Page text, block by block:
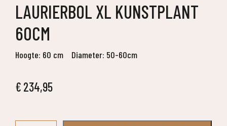
LAURIERBOL XL KUNSTPLANT
60CM
Hoogte: 60 cm Diameter: 50-60cm
€ 234,95